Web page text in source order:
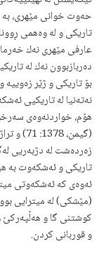
حەوت خوانی مێهری، بە
تاریكی و لە وەهمی
عارفی مێهری نەك
دەربازبوون نەك لە
بۆ تاریكی و ژێر زەوییه
نەتەنیا لە تاریكیی
هۆم، خواردنەوەی
(گیمن،
زەردەشت لە دژبەریی
تاریكی و ئەشكەوت بە
ئەوەی كە ئەشكەوتی
(مێشكی) لە میترایی
كوشتنی گا و هەڵپەركێ
و قوربانی كردن.